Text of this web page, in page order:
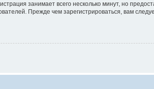
занимает всего несколько минут, но
Прежде чем зарегистрироваться, вам